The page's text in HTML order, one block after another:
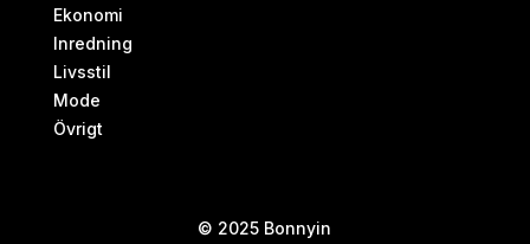
Ekonomi
Inredning
Livsstil
Mode
Övrigt
© 2025 Bonnyin